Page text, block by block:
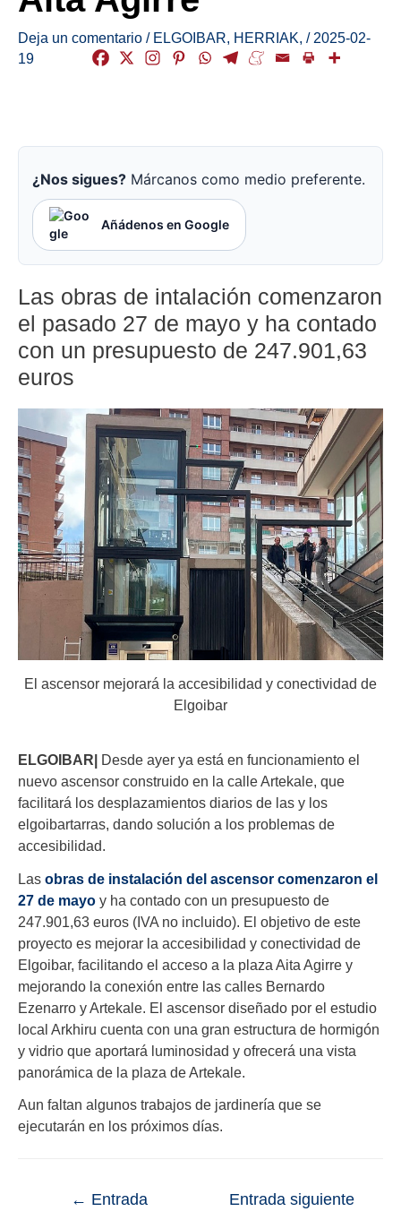
Deja un comentario / ELGOIBAR, HERRIAK, / 2025-02-
19
¿Nos sigues? Márcanos como medio preferente.
Añádenos en Google
Las obras de intalación comenzaron
el pasado 27 de mayo y ha contado
con un presupuesto de 247.901,63
euros
El ascensor mejorará la accesibilidad y conectividad de
Elgoibar
ELGOIBAR|
Desde ayer ya está en funcionamiento el
nuevo ascensor construido en la calle Artekale, que
facilitará los desplazamientos diarios de las y los
elgoibartarras, dando solución a los problemas de
accesibilidad.
Las obras de instalación del ascensor comenzaron el
27 de mayo y ha contado con un presupuesto de
247.901,63 euros (IVA no incluido). El objetivo de este
proyecto es mejorar la accesibilidad y conectividad de
Elgoibar, facilitando el acceso a la plaza Aita Agirre y
mejorando la conexión entre las calles Bernardo
Ezenarro y Artekale. El ascensor diseñado por el estudio
local Arkhiru cuenta con una gran estructura de hormigón
y vidrio que aportará luminosidad y ofrecerá una vista
panorámica de la plaza de Artekale.
Aun faltan algunos trabajos de jardinería que se
ejecutarán en los próximos días.
← Entrada
Entrada siguiente